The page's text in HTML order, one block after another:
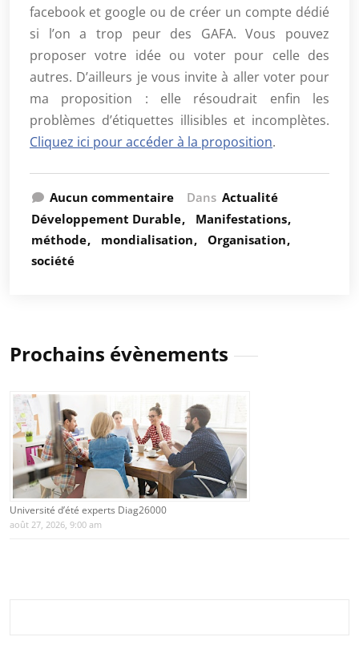
facebook et google ou de créer un compte dédié
si l’on a trop peur des GAFA. Vous pouvez
proposer votre idée ou voter pour celle des
autres. D’ailleurs je vous invite à aller voter pour
ma proposition : elle résoudrait enfin les
problèmes d’étiquettes illisibles et incomplètes.
Cliquez ici pour accéder à la proposition.
Aucun commentaire Dans Actualité
Développement Durable
Manifestations
méthode
mondialisation
Organisation
société
Prochains évènements
Université d’été experts Diag26000
août 27, 2026, 9:00 am